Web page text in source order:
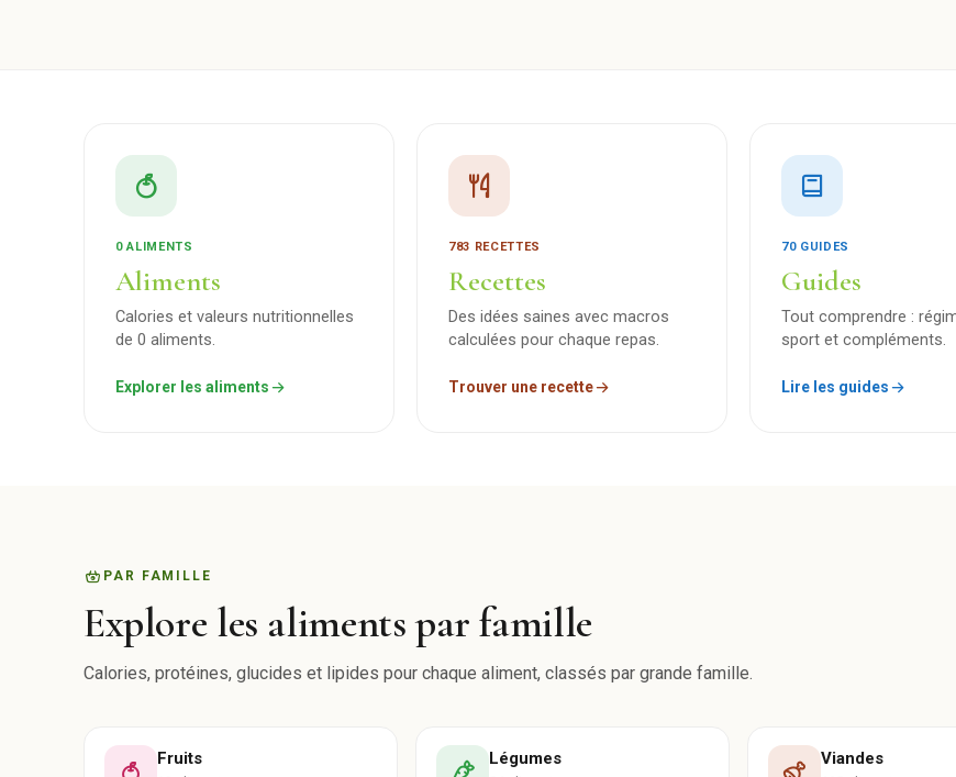
0 ALIMENTS
Aliments
Calories et valeurs nutritionnelles
de 0 aliments.
Explorer les aliments
783 RECETTES
Recettes
Des idées saines avec macros
calculées pour chaque repas.
Trouver une recette
70 GUIDES
Guides
Tout comprendre :
sport et compléments.
Lire les guides
PAR FAMILLE
Explore les aliments par famille
Calories, protéines, glucides et lipides pour chaque aliment, classés par grande famille.
Fruits Légumes Viandes